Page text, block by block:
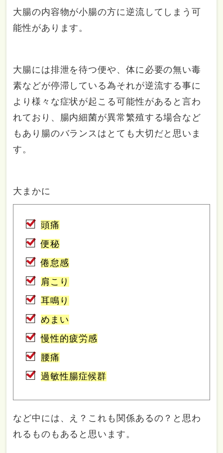
大腸の内容物が小腸の方に逆流してしまう可
能性があります。
大腸には排泄を待つ便や、体に必要の無い毒
素などが停滞している為それが逆流する事に
より様々な症状が起こる可能性があると言わ
れており、腸内細菌が異常繁殖する場合など
もあり腸のバランスはとても大切だと思いま
す。
大まかに
頭痛
便秘
倦怠感
肩こり
耳鳴り
めまい
慢性的疲労感
腰痛
過敏性腸症候群
など中には、え？これも関係あるの？と思わ
れるものもあると思います。